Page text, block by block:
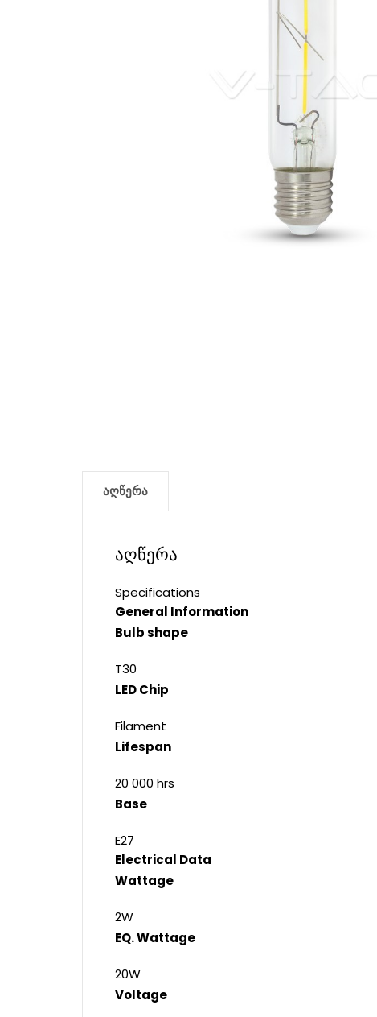
აღწერა
აღწერა
Specifications
General Information
Bulb shape
T30
LED Chip
Filament
Lifespan
20 000 hrs
Base
E27
Electrical Data
Wattage
2W
EQ. Wattage
20W
Voltage